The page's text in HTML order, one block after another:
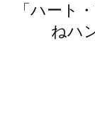
「ハート
ねハ